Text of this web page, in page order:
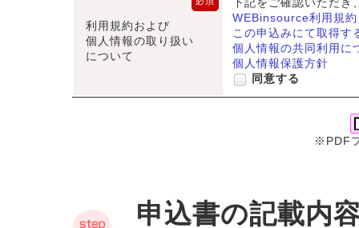
利用規約および
個人情報の取り扱い
について
WEBinsource利用規約
この申込みにて取得す
個人情報の共同利用に
個人情報保護方針
同意する
※PDF
申込書の記載内